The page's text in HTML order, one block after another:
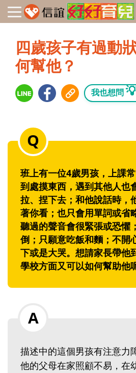
四歲孩子有過動
何幫他？
我也想問
班上有一位4歲男孩，上課
到處摸東西，遇到其他人也
拉、捏下去；和他說話時，
著你看；也只會用單詞或省
聽過的聲音會很緊張或恐懼
倒；只願意吃飯和麵；不開
下或是大哭。想請家長帶他
學校方面又可以如何幫助他
描述中的這個男孩有注意力
他的父母在家照顧不易，在